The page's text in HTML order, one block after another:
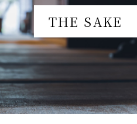
THE SAKE